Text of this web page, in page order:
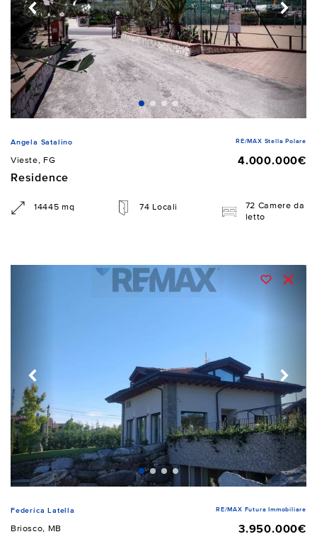
Angela Satalino RE/MAX Stella Polare
Vieste, FG
4.000.000€
Residence
14445 mq 74 Locali
72 Camere da
letto
Federica Latella RE/MAX Futura Immobiliare
Briosco, MB
3.950.000€